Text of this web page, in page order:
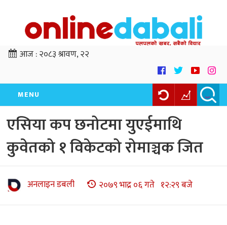
आज :२०८३ श्रावण, २२
MENU
एसिया कप छनोटमा युएईमाथि
कुवेतको १ विकेटको रोमाञ्चक जित
अनलाइन डबली २०७९ भाद्र ०६ गते १२:२९ बजे